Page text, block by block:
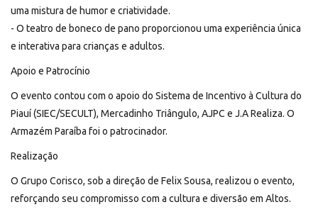
uma mistura de humor e criatividade.
- O teatro de boneco de pano proporcionou uma experiência única
e interativa para crianças e adultos.
Apoio e Patrocínio
O evento contou com o apoio do Sistema de Incentivo à Cultura do
Piauí (SIEC/SECULT), Mercadinho Triângulo, AJPC e J.A Realiza. O
Armazém Paraíba foi o patrocinador.
Realização
O Grupo Corisco, sob a direção de Felix Sousa, realizou o evento,
reforçando seu compromisso com a cultura e diversão em Altos.